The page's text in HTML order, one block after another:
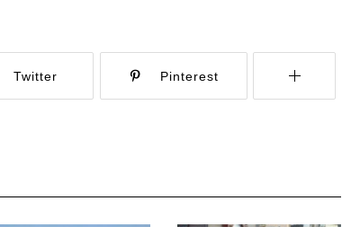
Twitter Pinterest